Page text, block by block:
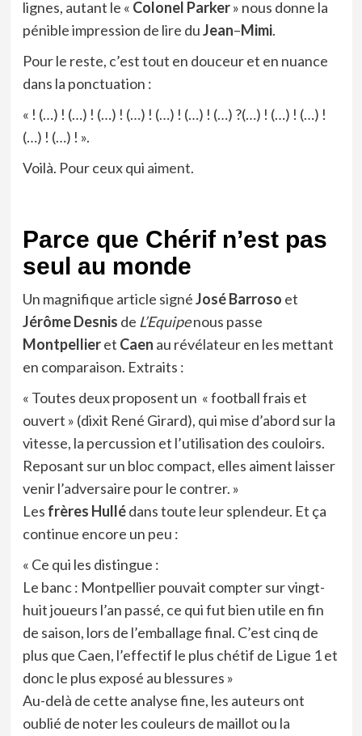
lignes, autant le « Colonel Parker» nous donne la
pénible impression de lire duJean–Mimi.
Pour le reste, c’est tout en douceur et en nuance
dans la ponctuation :
« ! (…) ! (…) ! (…) ! (…) ! (…) ! (…) ! (…) ?(…) ! (…) ! (…) !
(…) ! (…) ! ».
Voilà. Pour ceux qui aiment.
Parce que Chérif n’est pas
seul au monde
Un magnifique article signéJosé Barroso et
Jérôme Desnis de L’Equipenous passe
Montpellieret Caen au révélateur en les mettant
en comparaison. Extraits :
« Toutes deux proposent un « football frais et
ouvert » (dixit René Girard), qui mise d’abord sur la
vitesse, la percussion et l’utilisation des couloirs.
Reposant sur un bloc compact, elles aiment laisser
venir l’adversaire pour le contrer. »
Les frères Hullédans toute leur splendeur. Et ça
continue encore un peu :
« Ce qui les distingue :
Le banc : Montpellier pouvait compter sur vingt-
huit joueurs l’an passé, ce qui fut bien utile en fin
de saison, lors de l’emballage final. C’est cinq de
plus que Caen, l’effectif le plus chétif de Ligue 1 et
donc le plus exposé au blessures »
Au-delà de cette analyse fine, les auteurs ont
oublié de noter les couleurs de maillot ou la